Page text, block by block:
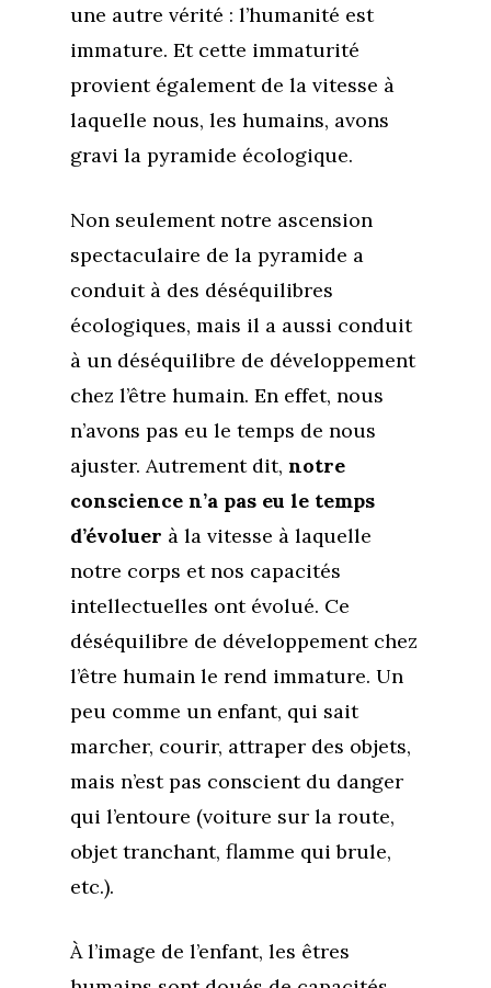
une autre vérité : l’humanité est
immature. Et cette immaturité
provient également de la vitesse à
laquelle nous, les humains, avons
gravi la pyramide écologique.
Non seulement notre ascension
spectaculaire de la pyramide a
conduit à des déséquilibres
écologiques, mais il a aussi conduit
à un déséquilibre de développement
chez l’être humain. En effet, nous
n’avons pas eu le temps de nous
ajuster. Autrement dit, notre
conscience n’a pas eu le temps
d’évoluer à la vitesse à laquelle
notre corps et nos capacités
intellectuelles ont évolué. Ce
déséquilibre de développement chez
l’être humain le rend immature. Un
peu comme un enfant, qui sait
marcher, courir, attraper des objets,
mais n’est pas conscient du danger
qui l’entoure (voiture sur la route,
objet tranchant, flamme qui brule,
etc.).
À l’image de l’enfant, les êtres